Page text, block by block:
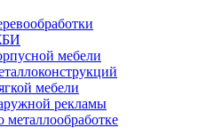
мебели
мебели
рекламы
металлообработке